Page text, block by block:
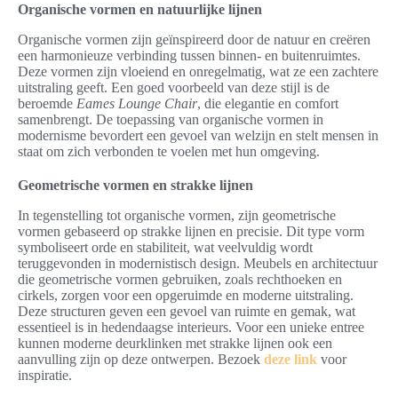
Organische vormen en natuurlijke lijnen
Organische vormen zijn geïnspireerd door de natuur en creëren
een harmonieuze verbinding tussen binnen- en buitenruimtes.
Deze vormen zijn vloeiend en onregelmatig, wat ze een zachtere
uitstraling geeft. Een goed voorbeeld van deze stijl is de
beroemde Eames Lounge Chair, die elegantie en comfort
samenbrengt. De toepassing van organische vormen in
modernisme bevordert een gevoel van welzijn en stelt mensen in
staat om zich verbonden te voelen met hun omgeving.
Geometrische vormen en strakke lijnen
In tegenstelling tot organische vormen, zijn geometrische
vormen gebaseerd op strakke lijnen en precisie. Dit type vorm
symboliseert orde en stabiliteit, wat veelvuldig wordt
teruggevonden in modernistisch design. Meubels en architectuur
die geometrische vormen gebruiken, zoals rechthoeken en
cirkels, zorgen voor een opgeruimde en moderne uitstraling.
Deze structuren geven een gevoel van ruimte en gemak, wat
essentieel is in hedendaagse interieurs. Voor een unieke entree
kunnen moderne deurklinken met strakke lijnen ook een
aanvulling zijn op deze ontwerpen. Bezoek deze link voor
inspiratie.